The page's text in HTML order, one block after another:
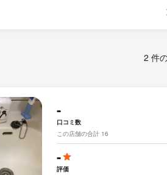
2 件
-
口コミ数
この店舗の合計 16
-
評価